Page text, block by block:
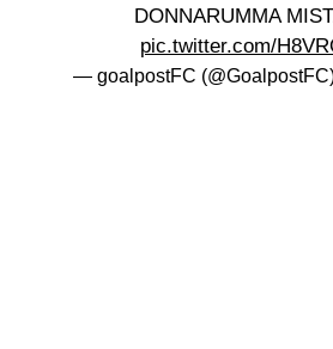
DONNARUMMA
pic.twitter.com/
— goalpostFC